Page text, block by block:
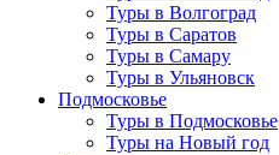
Туры в Волгоград
Туры в Саратов
Туры в Самару
Туры в Ульяновск
Подмосковье
Туры в Подмосковье
Туры на Новый год